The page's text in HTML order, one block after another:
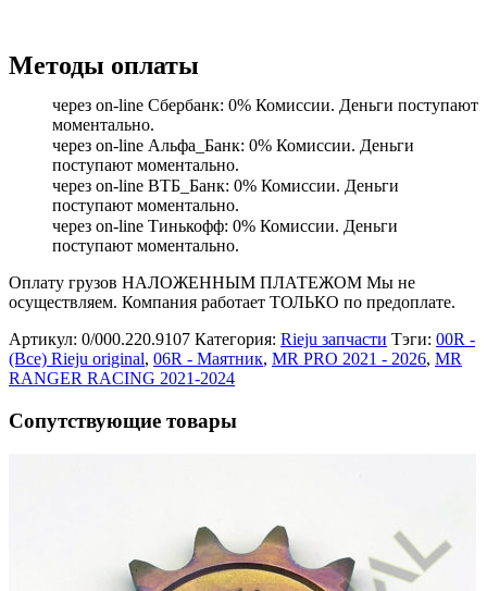
Методы оплаты
через on-line Сбербанк: 0% Комиссии. Деньги поступают
моментально.
через on-line Альфа_Банк: 0% Комиссии. Деньги
поступают моментально.
через on-line ВТБ_Банк: 0% Комиссии. Деньги
поступают моментально.
через on-line Тинькофф: 0% Комиссии. Деньги
поступают моментально.
Оплату грузов НАЛОЖЕННЫМ ПЛАТЕЖОМ Мы не
осуществляем. Компания работает ТОЛЬКО по предоплате.
Артикул: 0/000.220.9107 Категория: Rieju запчасти Тэги: 00R -
(Все) Rieju original, 06R - Маятник, MR PRO 2021 - 2026, MR
RANGER RACING 2021-2024
Сопутствующие товары